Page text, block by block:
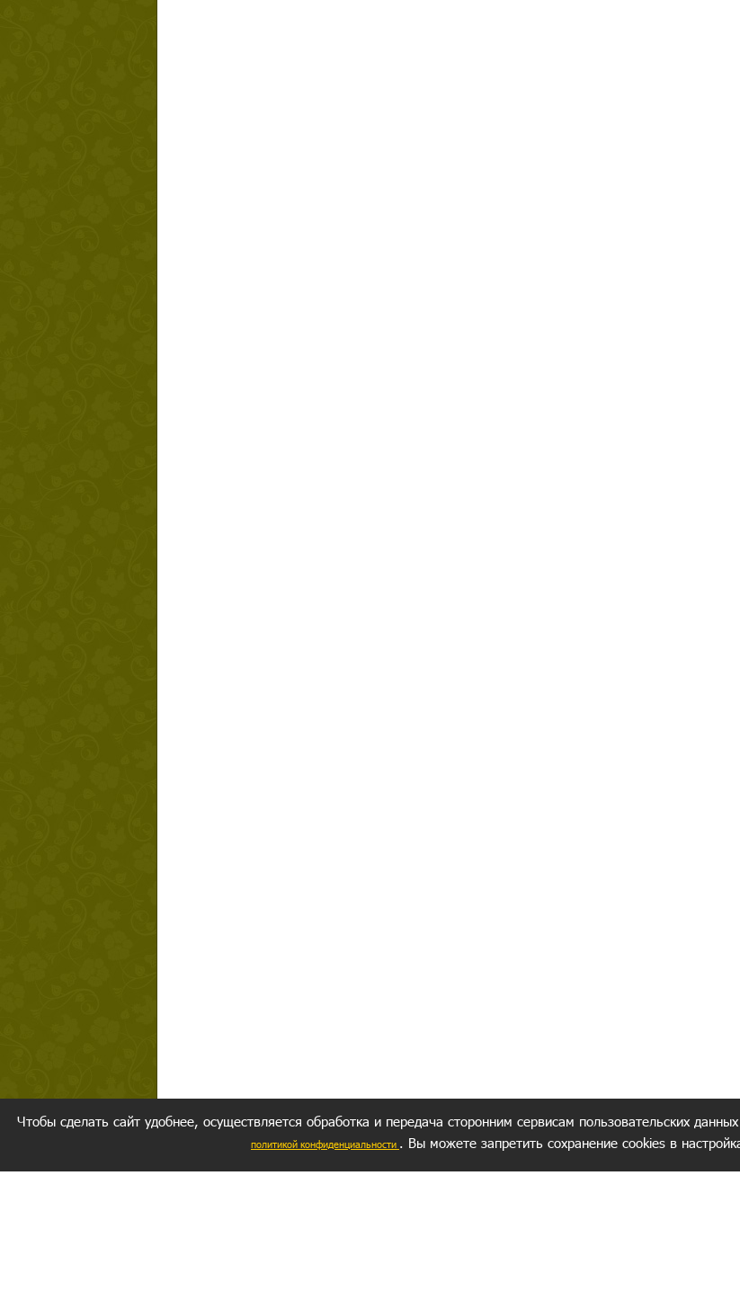
Чтобы сделать сайт удобнее, осуществляется обработка и передача сторонним сервисам пользовательских
политикой конфиденциальности . Вы можете запретить сохранение cookies в